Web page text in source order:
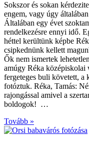
Sokszor és sokan
engem, vagy úgy
Általában egy évet
rendelkezésre ennyi idő.
héttel kerültünk képbe
csipkednünk kellett
Ők nem ismertek
amúgy Réka középiskolai
fergeteges buli követett, a
fotóztuk. Réka, Tamás:
rajongással amivel a
boldogok! …
Tovább »